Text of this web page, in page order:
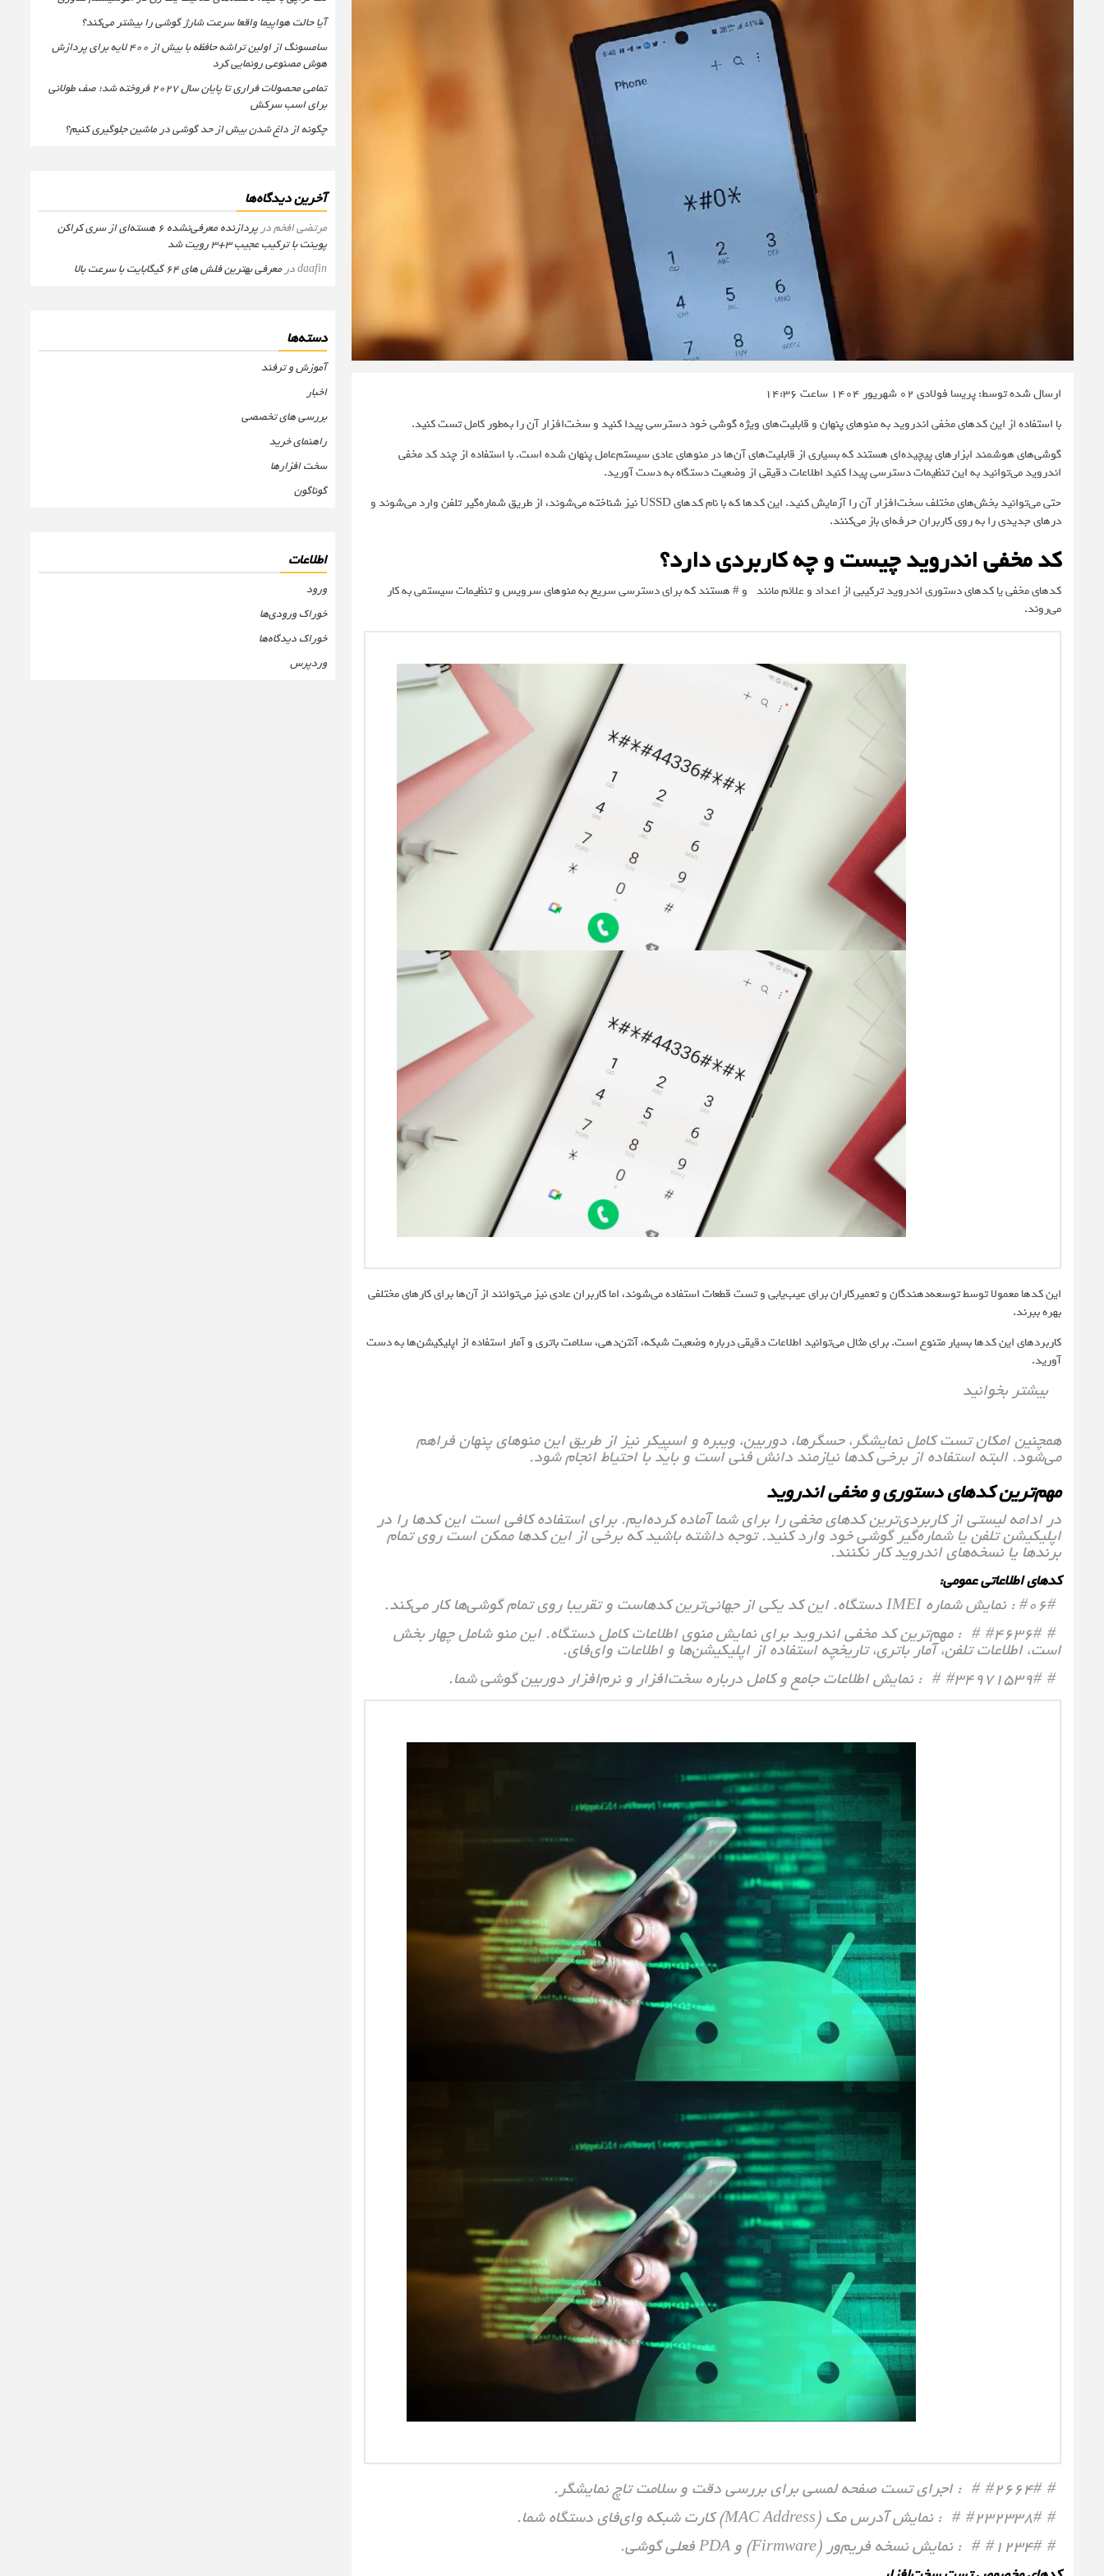
ارسال شده توسط: پریسا فولادی 02 شهریور 1404 ساعت 14:36
با استفاده از این کدهای مخفی اندروید به منوهای پنهان و قابلیت‌های ویژه گوشی خود دسترسی پیدا کنید و سخت‌افزار آن را به‌طور کامل تست کنید.
گوشی‌های هوشمند ابزارهای پیچیده‌ای هستند که بسیاری از قابلیت‌های آن‌ها در منوهای عادی سیستم‌عامل پنهان شده است. با استفاده از چند کد مخفی
اندروید می‌توانید به این تنظیمات دسترسی پیدا کنید اطلاعات دقیقی از وضعیت دستگاه به دست آورید.
حتی می‌توانید بخش‌های مختلف سخت‌افزار آن را آزمایش کنید. این کدها که با نام کدهای USSD نیز شناخته می‌شوند، از طریق شماره‌گیر تلفن وارد می‌شوند و
درهای جدیدی را به روی کاربران حرفه‌ای باز می‌کنند.
کد مخفی اندروید چیست و چه کاربردی دارد؟
کدهای مخفی یا کدهای دستوری اندروید ترکیبی از اعداد و علائم مانند * و # هستند که برای دسترسی سریع به منوهای سرویس و تنظیمات سیستمی به کار
می‌روند.
این کدها معمولا توسط توسعه‌دهندگان و تعمیرکاران برای عیب‌یابی و تست قطعات استفاده می‌شوند، اما کاربران عادی نیز می‌توانند از آن‌ها برای کارهای مختلفی
بهره ببرند.
کاربردهای این کدها بسیار متنوع است. برای مثال می‌توانید اطلاعات دقیقی درباره وضعیت شبکه، آنتن‌دهی، سلامت باتری و آمار استفاده از اپلیکیشن‌ها به دست
آورید.
بیشتر بخوانید
همچنین امکان تست کامل نمایشگر، حسگرها، دوربین، ویبره و اسپیکر نیز از طریق این منوهای پنهان فراهم
می‌شود. البته استفاده از برخی کدها نیازمند دانش فنی است و باید با احتیاط انجام شود.
مهم‌ترین کدهای دستوری و مخفی اندروید
در ادامه لیستی از کاربردی‌ترین کدهای مخفی را برای شما آماده کرده‌ایم. برای استفاده کافی است این کدها را در
اپلیکیشن تلفن یا شماره‌گیر گوشی خود وارد کنید. توجه داشته باشید که برخی از این کدها ممکن است روی تمام
برندها یا نسخه‌های اندروید کار نکنند.
کدهای اطلاعاتی عمومی:
*#06# : نمایش شماره IMEI دستگاه. این کد یکی از جهانی‌ترین کدهاست و تقریبا روی تمام گوشی‌ها کار می‌کند.
*#*#4636#*#* : مهم‌ترین کد مخفی اندروید برای نمایش منوی اطلاعات کامل دستگاه. این منو شامل چهار بخش
است، اطلاعات تلفن، آمار باتری، تاریخچه استفاده از اپلیکیشن‌ها و اطلاعات وای‌فای.
*#*#34971539#*#* : نمایش اطلاعات جامع و کامل درباره سخت‌افزار و نرم‌افزار دوربین گوشی شما.
*#*#2664#*#* : اجرای تست صفحه لمسی برای بررسی دقت و سلامت تاچ نمایشگر.
*#*#232338#*#* : نمایش آدرس مک (MAC Address) کارت شبکه وای‌فای دستگاه شما.
*#*#1234#*#* : نمایش نسخه فریم‌ور (Firmware) و PDA فعلی گوشی.
آیا حالت هواپیما واقعا سرعت شارژ گوشی را بیشتر می‌کند؟
سامسونگ از اولین تراشه حافظه با بیش از ۴۰۰ لایه برای پردازش
هوش مصنوعی رونمایی کرد
تمامی محصولات فراری تا پایان سال ۲۰۲۷ فروخته شد؛ صف طولانی
برای اسب سرکش
چگونه از داغ شدن بیش از حد گوشی در ماشین جلوگیری کنیم؟
آخرین دیدگاه‌ها
مرتضی افخمدر
پردازنده معرفی‌نشده 6 هسته‌ای از سری کراکن
پوینت با ترکیب عجیب 3+3 رویت شد
daafinدر معرفی بهترین فلش های 64 گیگابایت با سرعت بالا
دسته‌ها
آموزش و ترفند
اخبار
بررسی های تخصصی
راهنمای خرید
سخت افزارها
گوناگون
اطلاعات
ورود
خوراک ورودی‌ها
خوراک دیدگاه‌ها
وردپرس